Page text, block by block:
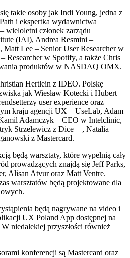
takie osoby jak Indi Young, jedna z
i ekspertka wydawnictwa
wieloletni członek zarządu
(IAI), Andrea Resmini –
Lee – Senior User Researcher w
Researcher w Spotify, a także Chris
produktów w NASDAQ OMX.
Hertlein z IDEO. Polskę
jak Wiesław Kotecki i Hubert
user experience oraz
kraju agencji UX – UseLab, Adam
Adamczyk – CEO w Intelclinic,
Strzelewicz z Dice + , Natalia
z Mastercard.
będą warsztaty, które wypełnią cały
prowadzących znajdą się Jeff Parks,
Alisan Atvur oraz Matt Ventre.
warsztatów będą projektowane dla
będą nagrywane na video i
UX Poland App dostępnej na
niedalekiej przyszłości również
konferencji są Mastercard oraz